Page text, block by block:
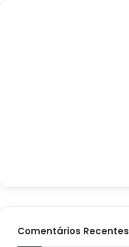
Comentários Recentes